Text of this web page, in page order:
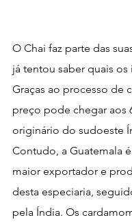
O Chai faz parte das
já tentou saber quais
Graças ao processo de
preço pode chegar aos
originário do sudoeste
Contudo, a Guatemala
maior exportador e
desta especiaria,
pela Índia. Os